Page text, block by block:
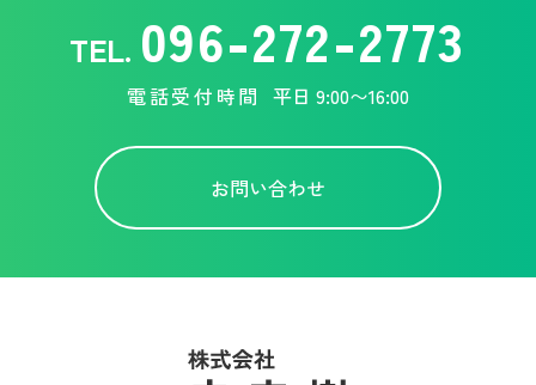
TEL. 096-272-2773
電話受付時間 平日 9:00〜16:00
お問い合わせ